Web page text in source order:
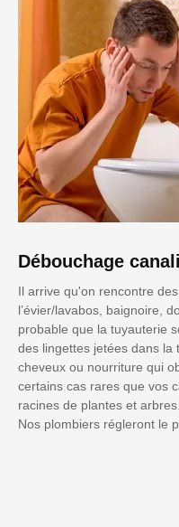
Débouchage
Il arrive qu'on rencontre
l’évier/lavabos, baignoire,
probable que la tuyauterie
des lingettes jetées dans la
cheveux ou nourriture qui
certains cas rares que vos
racines de plantes et arbres.
Nos plombiers régleront le